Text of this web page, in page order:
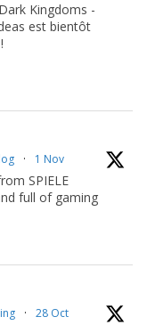
Kingdoms -
est bientôt
· 1 Nov
SPIELE
full of gaming
· 28 Oct